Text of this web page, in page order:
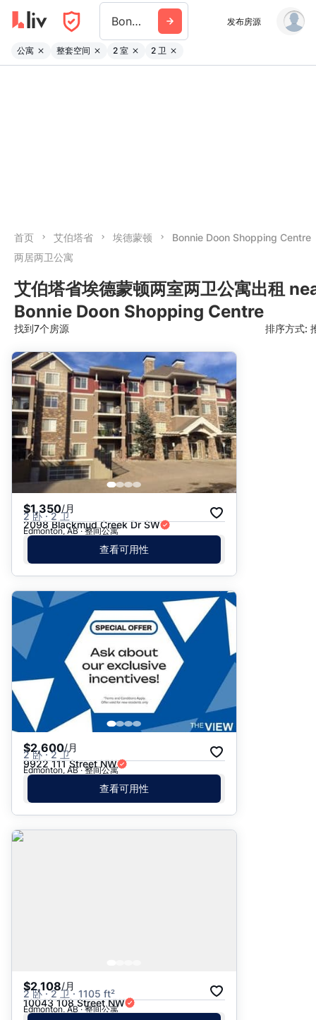
Bonnie Doon Shopping Centre 发布房源
公寓 整套空间 2 室 2 卫
首页 艾伯塔省 埃德蒙顿
Bonnie Doon Shopping Centre
两居两卫公寓
艾伯塔省埃德蒙顿两室两卫公寓出租
Bonnie Doon Shopping Centre
找到7个房源 排序方式:
推荐
日期: 最新日期在前
日期: 过往日期在前
价格 - $$$ 到 $
价格 - $ 到 $$$
$1,350/月
2 卧 · 2 卫
2098 Blackmud Creek Dr SW
Edmonton, AB · 整间公寓
查看可用性
$2,600/月
2 卧 · 2 卫
9922 111 Street NW
Edmonton, AB · 整间公寓
查看可用性
$2,108/月
2 卧 · 2 卫 · 1105 ft²
10043 108 Street NW
Edmonton, AB · 整间公寓